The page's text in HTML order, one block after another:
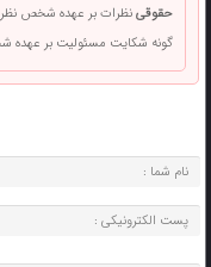
حقوقینظرات بر عهده شخص نظر
گونه شکایت مسئولیت بر عهده